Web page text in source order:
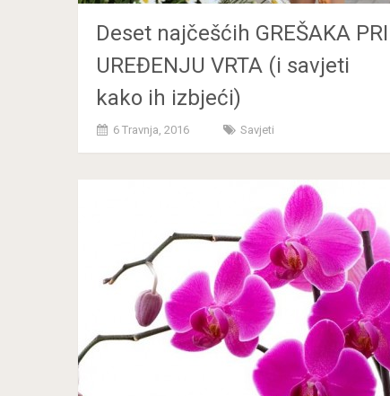
Deset najčešćih GREŠAKA PRI
UREĐENJU VRTA (i savjeti
kako ih izbjeći)
6 Travnja, 2016 Savjeti